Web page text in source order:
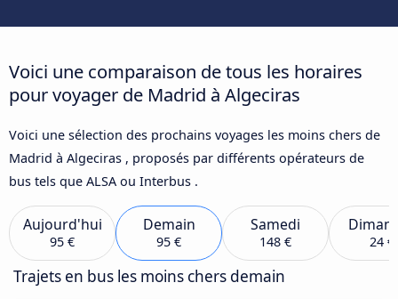
Voici une comparaison de tous les horaires
pour voyager de Madrid à Algeciras
Voici une sélection des prochains voyages les moins chers de
Madrid à Algeciras , proposés par différents opérateurs de
bus tels que ALSA ou Interbus .
Aujourd'hui
95 €
Demain
95 €
Samedi
148 € 24 €
Trajets en bus les moins chers demain